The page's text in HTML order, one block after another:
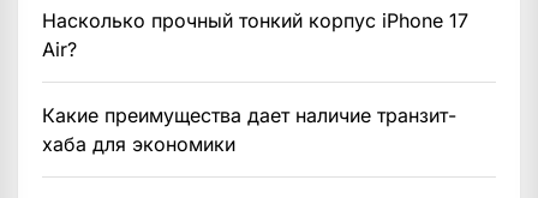
Насколько прочный тонкий корпус iPhone 17
Air?
Какие преимущества дает наличие транзит-
хаба для экономики